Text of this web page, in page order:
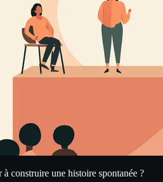
construire une histoire spontanée ?